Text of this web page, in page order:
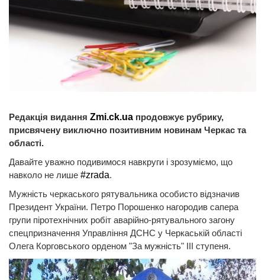
Редакція видання Zmi.ck.ua продовжує рубрику,
присвячену виключно позитивним новинам Черкас та
області.
Давайте уважно подивимося навкруги і зрозуміємо, що
навколо не лише #zrada.
Мужність черкаського рятувальника особисто відзначив
Президент України. Петро Порошенко нагородив сапера
групи піротехнічних робіт аварійно-рятувального загону
спецпризначення Управління ДСНС у Черкаській області
Олега Корговського орденом "За мужність" III ступеня.